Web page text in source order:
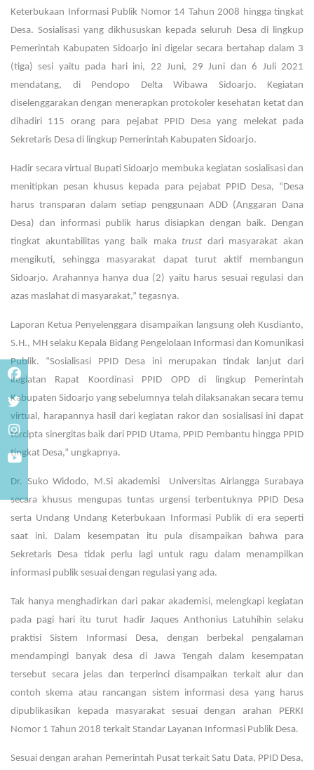
Keterbukaan Informasi Publik Nomor 14 Tahun 2008 hingga tingkat
Desa. Sosialisasi yang dikhususkan kepada seluruh Desa di lingkup
Pemerintah Kabupaten Sidoarjo ini digelar secara bertahap dalam 3
(tiga) sesi yaitu pada hari ini, 22 Juni, 29 Juni dan 6 Juli 2021
mendatang, di Pendopo Delta Wibawa Sidoarjo. Kegiatan
diselenggarakan dengan menerapkan protokoler kesehatan ketat dan
dihadiri 115 orang para pejabat PPID Desa yang melekat pada
Sekretaris Desa di lingkup Pemerintah Kabupaten Sidoarjo.
Hadir secara virtual Bupati Sidoarjo membuka kegiatan sosialisasi dan
menitipkan pesan khusus kepada para pejabat PPID Desa, “Desa
harus transparan dalam setiap penggunaan ADD (Anggaran Dana
Desa) dan informasi publik harus disiapkan dengan baik. Dengan
tingkat akuntabilitas yang baik makatrust dari masyarakat akan
mengikuti, sehingga masyarakat dapat turut aktif membangun
Sidoarjo. Arahannya hanya dua (2) yaitu harus sesuai regulasi dan
azas maslahat di masyarakat,” tegasnya.
Laporan Ketua Penyelenggara disampaikan langsung oleh Kusdianto,
S.H., MH selaku Kepala Bidang Pengelolaan Informasi dan Komunikasi
Publik. “Sosialisasi PPID Desa ini merupakan tindak lanjut dari
kegiatan Rapat Koordinasi PPID OPD di lingkup Pemerintah
Kabupaten Sidoarjo yang sebelumnya telah dilaksanakan secara temu
virtual, harapannya hasil dari kegiatan rakor dan sosialisasi ini dapat
tercipta sinergitas baik dari PPID Utama, PPID Pembantu hingga PPID
tingkat Desa,” ungkapnya.
Dr. Suko Widodo, M.Si akademisi Universitas Airlangga Surabaya
secara khusus mengupas tuntas urgensi terbentuknya PPID Desa
serta Undang Undang Keterbukaan Informasi Publik di era seperti
saat ini. Dalam kesempatan itu pula disampaikan bahwa para
Sekretaris Desa tidak perlu lagi untuk ragu dalam menampilkan
informasi publik sesuai dengan regulasi yang ada.
Tak hanya menghadirkan dari pakar akademisi, melengkapi kegiatan
pada pagi hari itu turut hadir Jaques Anthonius Latuhihin selaku
praktisi Sistem Informasi Desa, dengan berbekal pengalaman
mendampingi banyak desa di Jawa Tengah dalam kesempatan
tersebut secara jelas dan terperinci disampaikan terkait alur dan
contoh skema atau rancangan sistem informasi desa yang harus
dipublikasikan kepada masyarakat sesuai dengan arahan PERKI
Nomor 1 Tahun 2018 terkait Standar Layanan Informasi Publik Desa.
Sesuai dengan arahan Pemerintah Pusat terkait Satu Data, PPID Desa,